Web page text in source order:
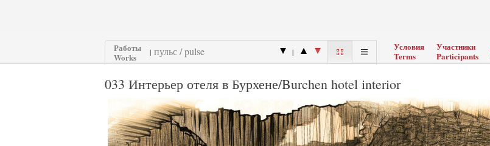
Работы
Works
| |
Условия
Terms
Участники
Participants
033 Интерьер отеля в Бурхене/Burchen hotel interior